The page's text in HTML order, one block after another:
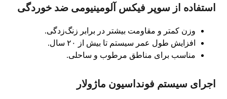
استفاده از سوپر فیکس آلومینیومی ضد خوردگی
وزن کمتر و مقاومت بیشتر در برابر زنگ‌زدگی.
افزایش طول عمر سیستم تا بیش از ۲۰ سال.
مناسب برای مناطق مرطوب و ساحلی.
اجرای سیستم فونداسیون ماژولار